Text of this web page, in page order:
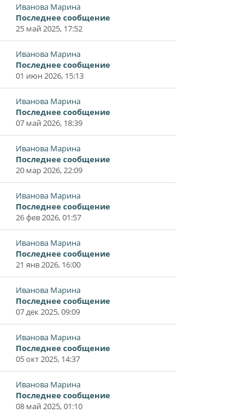
Иванова Марина
Последнее сообщение
25 май 2025, 17:52
Иванова Марина
Последнее сообщение
01 июн 2026, 15:13
Иванова Марина
Последнее сообщение
07 май 2026, 18:39
Иванова Марина
Последнее сообщение
20 мар 2026, 22:09
Иванова Марина
Последнее сообщение
26 фев 2026, 01:57
Иванова Марина
Последнее сообщение
21 янв 2026, 16:00
Иванова Марина
Последнее сообщение
07 дек 2025, 09:09
Иванова Марина
Последнее сообщение
05 окт 2025, 14:37
Иванова Марина
Последнее сообщение
08 май 2025, 01:10